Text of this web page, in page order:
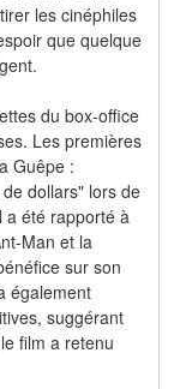
les cinéphiles
que quelque
du box-office
Les premières
Guêpe :
dollars" lors de
a été rapporté à
Man et la
sur son
également
suggérant
film a retenu